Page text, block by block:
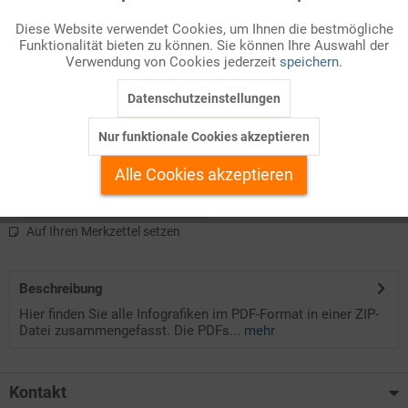
Diese Datei umfasst alle Infografiken der Ausgabe 05/2025.
Die Infografiken sind im PDF-Format in eine ZIP-Datei gepackt.
Die PDF-Dateien stehen Ihnen als Farb- und Schwarz-Weiß-
Version bequem mit einem Download zur Verfügung.
Kostenlos anmelden
Auf Ihren Merkzettel setzen
Beschreibung
Hier finden Sie alle Infografiken im PDF-Format in einer ZIP-
Datei zusammengefasst. Die PDFs... mehr
Kontakt
Marketing Inaktiv
Personalisierung Inaktiv
Service
Diese Website verwendet Cookies, um Ihnen die bestmögliche
Funktionalität bieten zu können. Sie können Ihre Auswahl der
Verwendung von Cookies jederzeit speichern.
Datenschutzeinstellungen
Nur funktionale Cookies akzeptieren
Alle Cookies akzeptieren